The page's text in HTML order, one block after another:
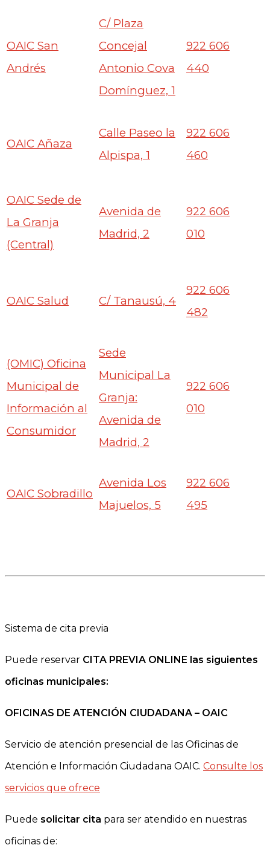
OAIC San
Andrés
C/ Plaza
Concejal
Antonio Cova
Domínguez, 1
922 606
440
OAIC Añaza
Calle Paseo la
Alpispa, 1
922 606
460
OAIC Sede de
La Granja
(Central)
Avenida de
Madrid, 2
922 606
010
OAIC Salud C/ Tanausú, 4
922 606
482
(OMIC) Oficina
Municipal de
Información al
Consumidor
Sede
Municipal La
Granja:
Avenida de
Madrid, 2
922 606
010
OAIC Sobradillo
Avenida Los
Majuelos, 5
922 606
495
Sistema de cita previa
Puede reservar CITA PREVIA ONLINE las siguientes
oficinas municipales:
OFICINAS DE ATENCIÓN CIUDADANA – OAIC
Servicio de atención presencial de las Oficinas de
Atención e Información Ciudadana OAIC. Consulte los
servicios que ofrece
Puede solicitar cita para ser atendido en nuestras
oficinas de: